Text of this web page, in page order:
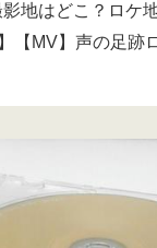
地はどこ？ロケ
【MV】声の足跡